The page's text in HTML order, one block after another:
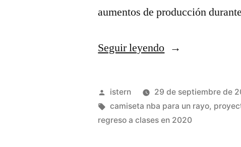
aumentos de producción
Seguir leyendo«camisetas
city
thunder»
Publicado
por
istern 29 de septiembre de
Etiquetas:
camiseta nba para un rayo,
regreso a clases en 2020